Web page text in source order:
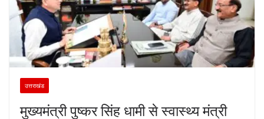
उत्तराखंड
मुख्यमंत्री पुष्कर सिंह धामी से स्वास्थ्य मंत्री